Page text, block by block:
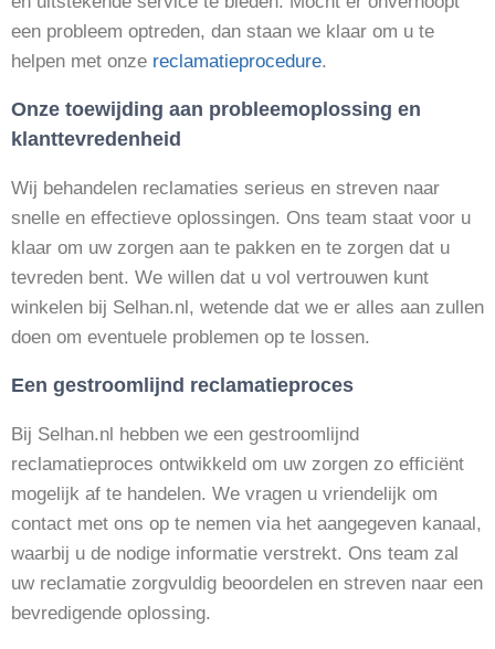
een probleem optreden, dan staan we klaar om u te
helpen met onze reclamatieprocedure.
Onze toewijding aan probleemoplossing en
klanttevredenheid
Wij behandelen reclamaties serieus en streven naar
snelle en effectieve oplossingen. Ons team staat voor u
klaar om uw zorgen aan te pakken en te zorgen dat u
tevreden bent. We willen dat u vol vertrouwen kunt
winkelen bij Selhan.nl, wetende dat we er alles aan zullen
doen om eventuele problemen op te lossen.
Een gestroomlijnd reclamatieproces
Bij Selhan.nl hebben we een gestroomlijnd
reclamatieproces ontwikkeld om uw zorgen zo efficiënt
mogelijk af te handelen. We vragen u vriendelijk om
contact met ons op te nemen via het aangegeven kanaal,
waarbij u de nodige informatie verstrekt. Ons team zal
uw reclamatie zorgvuldig beoordelen en streven naar een
bevredigende oplossing.